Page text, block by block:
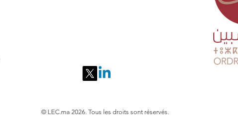
© LEC.ma 2026. Tous les droits sont réservés.